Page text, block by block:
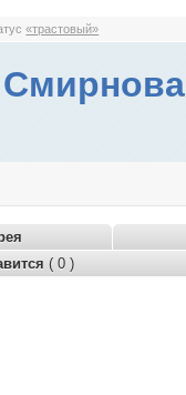
«трастовый»
( 0 )